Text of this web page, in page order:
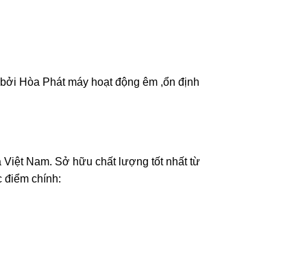
Hòa Phát máy hoạt động êm ,ổn định
Nam. Sở hữu chất lượng tốt nhất từ
điểm chính: